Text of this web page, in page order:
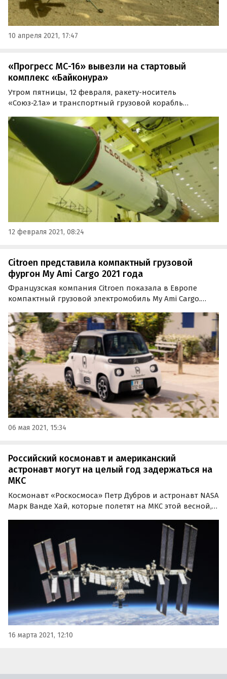
10 апреля 2021, 17:47
«Прогресс МС-16» вывезли на стартовый
комплекс «Байконура»
Утром пятницы, 12 февраля, ракету-носитель
«Союз-2.1а» и транспортный грузовой корабль
площадки №31 космодрома «Байконур». Об этом только
что сообщила пресс-служба Роскосмоса.
12 февраля 2021, 08:24
Citroen представила компактный грузовой
фургон My Ami Cargo 2021 года
Французская компания Citroen показала в Европе
компактный грузовой электромобиль My Ami Cargo.
коммерческим автомобилем Старого Света,
комплектуется скромным 8-сильным мотором и
перевозит до 140…
06 мая 2021, 15:34
Российский космонавт и американский
астронавт могут на целый год задержаться на
МКС
Космонавт «Роскосмоса» Петр Дубров и астронавт NASA
Марк Ванде Хай, которые полетят на МКС ​​этой весной,
которого назначен на 9 апреля, планируется
осуществить на российском корабле «Союз МС-18»…
16 марта 2021, 12:10